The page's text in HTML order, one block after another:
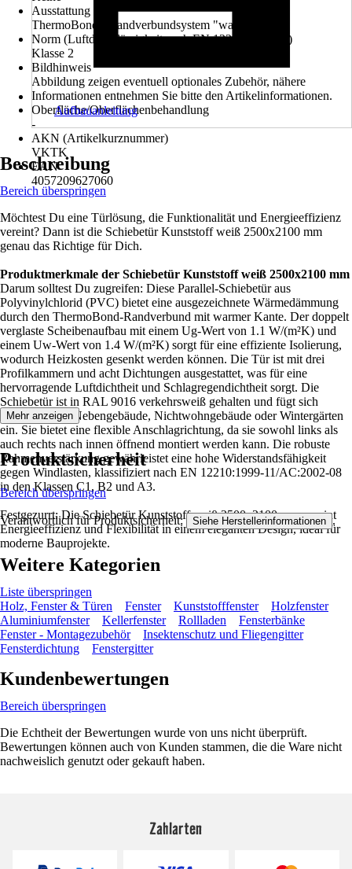
Ausstattung
ThermoBond - Randverbundsystem "warme Kante"
Norm (Luftdurchlässigkeit nach EN 12207:1999-11)
Klasse 2
Bildhinweis
Abbildung zeigen eventuell optionales Zubehör, nähere
Informationen entnehmen Sie bitte den Artikelinformationen.
Oberfläche/Oberflächenbehandlung
-
AKN (Artikelkurznummer)
VKTK
EAN
4057209627060
Aufbauanleitung
Beschreibung
Bereich überspringen
Möchtest Du eine Türlösung, die Funktionalität und Energieeffizienz
vereint? Dann ist die Schiebetür Kunststoff weiß 2500x2100 mm
genau das Richtige für Dich.
Produktmerkmale der Schiebetür Kunststoff weiß 2500x2100 mm
Darum solltest Du zugreifen: Diese Parallel-Schiebetür aus
Polyvinylchlorid (PVC) bietet eine ausgezeichnete Wärmedämmung
durch den ThermoBond-Randverbund mit warmer Kante. Der doppelt
verglaste Scheibenaufbau mit einem Ug-Wert von 1.1 W/(m²K) und
einem Uw-Wert von 1.4 W/(m²K) sorgt für eine effiziente Isolierung,
wodurch Heizkosten gesenkt werden können. Die Tür ist mit drei
Profilkammern und acht Dichtungen ausgestattet, was für eine
hervorragende Luftdichtheit und Schlagregendichtheit sorgt. Die
Schiebetür ist in RAL 9016 verkehrsweiß gehalten und fügt sich
harmonisch in Nebengebäude, Nichtwohngebäude oder Wintergärten
ein. Sie bietet eine flexible Anschlagrichtung, da sie sowohl links als
auch rechts nach innen öffnend montiert werden kann. Die robuste
Rahmenverstärkung gewährleistet eine hohe Widerstandsfähigkeit
gegen Windlasten, klassifiziert nach EN 12210:1999-11/AC:2002-08
in den Klassen C1, B2 und A3.
Festgezurrt: Die Schiebetür Kunststoff weiß 2500x2100 mm vereint
Energieeffizienz und Flexibilität in einem eleganten Design, ideal für
moderne Bauprojekte.
Mehr anzeigen
Produktsicherheit
Bereich überspringen
Verantwortlich für Produktsicherheit: Siehe Herstellerinformationen .
Weitere Kategorien
Liste überspringen
Holz, Fenster & Türen
Fenster Kunststofffenster
Holzfenster
Aluminiumfenster
Kellerfenster Rollladen
Fensterbänke
Fenster - Montagezubehör
Insektenschutz und Fliegengitter
Fensterdichtung
Fenstergitter
Kundenbewertungen
Bereich überspringen
Die Echtheit der Bewertungen wurde von uns nicht überprüft.
Bewertungen können auch von Kunden stammen, die die Ware nicht
nachweislich genutzt oder gekauft haben.
Zahlarten